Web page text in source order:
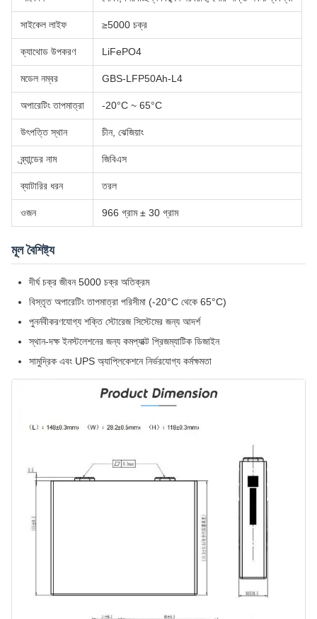
সাইকেল লাইফ ≥5000 চক্র
ক্যাথোড উপকরণ LiFePO4
মডেল নম্বর GBS-LFP50Ah-L4
অপারেটিং তাপমাত্রা -20°C ~ 65°C
উৎপত্তি স্থান চীন, ঝেজিয়াং
ব্র্যান্ডের নাম জিবিএস
ব্যাটারির ধরন তরল
ওজন 966 গ্রাম ± 30 গ্রাম
মূল বৈশিষ্ট্য
দীর্ঘ চক্র জীবন 5000 চক্র অতিক্রম
বিস্তৃত অপারেটিং তাপমাত্রা পরিসীমা (-20°C থেকে 65°C)
পুনর্নবীকরণযোগ্য শক্তি স্টোরেজ সিস্টেমের জন্য আদর্শ
স্থান-দক্ষ ইনস্টলেশনের জন্য কমপ্যাক্ট প্রিজম্যাটিক ডিজাইন
সামুদ্রিক এবং UPS অ্যাপ্লিকেশনে নির্ভরযোগ্য কর্মক্ষমতা